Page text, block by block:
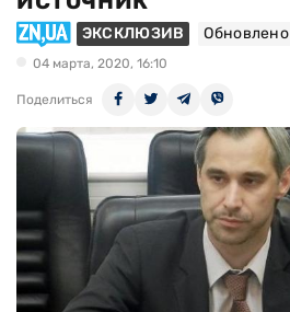
ЭКСКЛЮЗИВ Обновлено
04 марта, 2020, 16:10
Поделиться